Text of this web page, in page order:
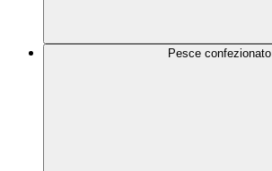
Pesce confezionato